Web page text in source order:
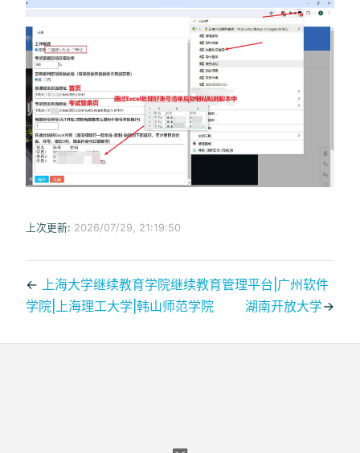
上次更新: 2026/07/29, 21:19:50
← 上海大学继续教育学院继续教育管理平台|广州软件
学院|上海理工大学|韩山师范学院
湖南开放大学→